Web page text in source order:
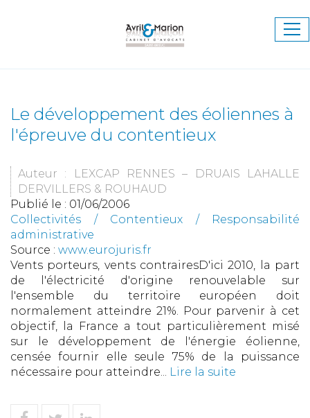
Le développement des éoliennes à
l'épreuve du contentieux
Auteur : LEXCAP RENNES – DRUAIS LAHALLE
DERVILLERS & ROUHAUD
Publié le : 01/06/2006
Collectivités / Contentieux /
Responsabilité
administrative
Source : www.eurojuris.fr
Vents porteurs, vents contrairesD'ici 2010, la part
de l'électricité d'origine renouvelable sur
l'ensemble du territoire européen doit
normalement atteindre 21%. Pour parvenir à cet
objectif, la France a tout particulièrement misé
sur le développement de l'énergie éolienne,
censée fournir elle seule 75% de la puissance
nécessaire pour atteindre... Lire la suite